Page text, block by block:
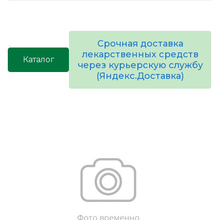
Каталог
Срочная доставка
лекарственных средств
через курьерскую службу
(Яндекс.Доставка)